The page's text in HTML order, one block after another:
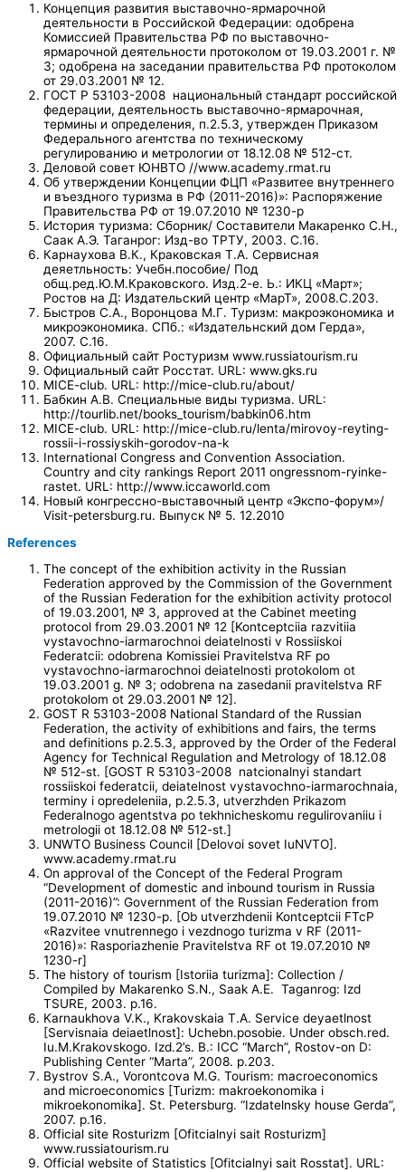
Концепция развития выставочно-ярмарочной
деятельности в Российской Федерации: одобрена
Комиссией Правительства РФ по выставочно-
ярмарочной деятельности протоколом от 19.03.2001 г. №
3; одобрена на заседании правительства РФ протоколом
от 29.03.2001 № 12.
ГОСТ Р 53103-2008 национальный стандарт российской
федерации, деятельность выставочно-ярмарочная,
термины и определения, п.2.5.3, утвержден Приказом
Федерального агентства по техническому
регулированию и метрологии от 18.12.08 № 512-ст.
Деловой совет ЮНВТО //www.academy.rmat.ru
Об утверждении Концепции ФЦП «Развитее внутреннего
и въездного туризма в РФ (2011-2016)»: Распоряжение
Правительства РФ от 19.07.2010 № 1230-р
История туризма: Сборник/ Составители Макаренко С.Н.,
Саак А.Э. Таганрог: Изд-во ТРТУ, 2003. С.16.
Карнаухова В.К., Краковская Т.А. Сервисная
деяетльность: Учебн.пособие/ Под
общ.ред.Ю.М.Краковского. Изд.2-е. Ь.: ИКЦ «Март»;
Ростов на Д: Издательский центр «МарТ», 2008.С.203.
Быстров С.А., Воронцова М.Г. Туризм: макроэкономика и
микроэкономика. СПб.: «Издательнский дом Герда»,
2007. С.16.
Официальный сайт Ростуризм www.russiatourism.ru
Официальный сайт Росстат. URL: www.gks.ru
MICE-club. URL: http://mice-club.ru/about/
Бабкин А.В. Специальные виды туризма. URL:
http://tourlib.net/books_tourism/babkin06.htm
MICE-club. URL: http://mice-club.ru/lenta/mirovoy-reyting-
rossii-i-rossiyskih-gorodov-na-k
International Congress and Convention Association.
Country and city rankings Report 2011 ongressnom-ryinke-
rastet. URL: http://www.iccaworld.com
Новый конгрессно-выставочный центр «Экспо-форум»/
Visit-petersburg.ru. Выпуск № 5. 12.2010
References
The concept of the exhibition activity in the Russian
Federation approved by the Commission of the Government
of the Russian Federation for the exhibition activity protocol
of 19.03.2001, № 3, approved at the Cabinet meeting
protocol from 29.03.2001 № 12 [Kontceptciia razvitiia
vystavochno-iarmarochnoi deiatelnosti v Rossiiskoi
Federatcii: odobrena Komissiei Pravitelstva RF po
vystavochno-iarmarochnoi deiatelnosti protokolom ot
19.03.2001 g. № 3; odobrena na zasedanii pravitelstva RF
protokolom ot 29.03.2001 № 12].
GOST R 53103-2008 National Standard of the Russian
Federation, the activity of exhibitions and fairs, the terms
and definitions p.2.5.3, approved by the Order of the Federal
Agency for Technical Regulation and Metrology of 18.12.08
№ 512-st. [GOST R 53103-2008 natcionalnyi standart
rossiiskoi federatcii, deiatelnost vystavochno-iarmarochnaia,
terminy i opredeleniia, p.2.5.3, utverzhden Prikazom
Federalnogo agentstva po tekhnicheskomu regulirovaniiu i
metrologii ot 18.12.08 № 512-st.]
UNWTO Business Council [Delovoi sovet IuNVTO].
www.academy.rmat.ru
On approval of the Concept of the Federal Program
“Development of domestic and inbound tourism in Russia
(2011-2016)”: Government of the Russian Federation from
19.07.2010 № 1230-p. [Ob utverzhdenii Kontceptcii FTcP
«Razvitee vnutrennego i vezdnogo turizma v RF (2011-
2016)»: Rasporiazhenie Pravitelstva RF ot 19.07.2010 №
1230-r]
The history of tourism [Istoriia turizma]: Collection /
Compiled by Makarenko S.N., Saak A.E. Taganrog: Izd
TSURE, 2003. p.16.
Karnaukhova V.K., Krakovskaia T.A. Service deyaetlnost
[Servisnaia deiaetlnost]: Uchebn.posobie. Under obsch.red.
Iu.M.Krakovskogo. Izd.2’s. B.: ICC “March”, Rostov-on D:
Publishing Center “Marta”, 2008. p.203.
Bystrov S.A., Vorontcova M.G. Tourism: macroeconomics
and microeconomics [Turizm: makroekonomika i
mikroekonomika]. St. Petersburg. “Izdatelnsky house Gerda”,
2007. p.16.
Official site Rosturizm [Ofitcialnyi sait Rosturizm]
www.russiatourism.ru
Official website of Statistics [Ofitcialnyi sait Rosstat]. URL: